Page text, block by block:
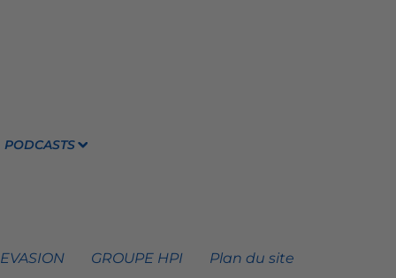
PODCASTS
GROUPE HPI Plan du site